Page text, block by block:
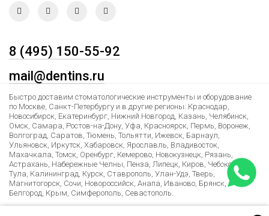
8 (495) 150-55-92
mail@dentins.ru
Быстро доставим стоматологические инструменты и оборудование
по Москве, Санкт-Петербургу и в другие регионы: Краснодар,
Новосибирск, Екатеринбург, Нижний Новгород, Казань, Челябинск,
Омск, Самара, Ростов-на-Дону, Уфа, Красноярск, Пермь, Воронеж,
Волгоград, Саратов, Тюмень, Тольятти, Ижевск, Барнаул,
Ульяновск, Иркутск, Хабаровск, Ярославль, Владивосток,
Махачкала, Томск, Оренбург, Кемерово, Новокузнецк, Рязань,
Астрахань, Набережные Челны, Пенза, Липецк, Киров, Чебоксары,
Тула, Калининград, Курск, Ставрополь, Улан-Удэ, Тверь,
Магнитогорск, Сочи, Новороссийск, Анапа, Иваново, Брянск,
Белгород, Крым, Симферополь, Севастополь.
Лучшие условия доставки в Армению, Казахстан, Беларусь,